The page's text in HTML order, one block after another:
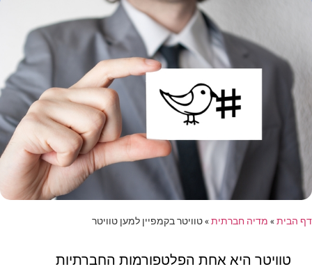
דף הבית» מדיה חברתית»טוויטר בקמפיין למען טוויטר
טוויטר היא אחת הפלטפורמות החברתיות